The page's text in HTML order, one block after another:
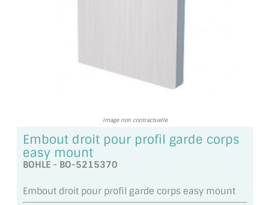
MIROIR POUR PORTE
MIROIR PAROI DE DOUCHE
MIROIR POUR SALLE DE SPORT
MIROIR POUR SALLE DE DANSE
MIROIR ENCADRÉ
Image non contractuelle
Embout droit pour profil garde corps
easy mount
BOHLE - BO-5215370
Embout droit pour profil garde corps easy mount